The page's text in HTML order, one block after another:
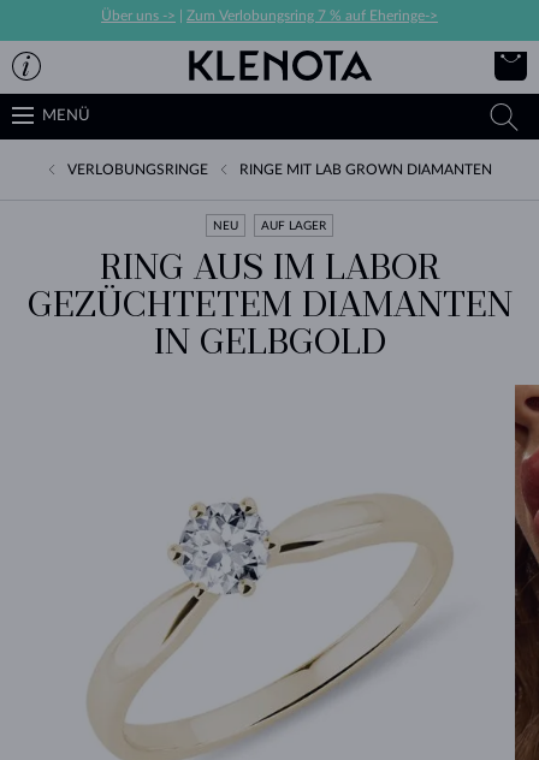
Über uns -> Zum Verlobungsring 7 % auf Eheringe->
MENÜ
VERLOBUNGSRINGE RINGE MIT LAB GROWN DIAMANTEN
NEU AUF LAGER
RING AUS IM LABOR
GEZÜCHTETEM DIAMANTEN
IN GELBGOLD